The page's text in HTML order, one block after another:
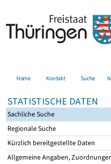
Home Kontakt Suche
STATISTISCHE DATEN
Sachliche Suche
Regionale Suche
Kürzlich bereitgestellte Daten
Allgemeine Angaben,